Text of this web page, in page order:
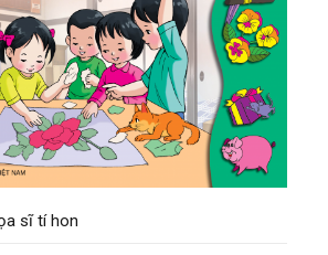
sĩ tí hon